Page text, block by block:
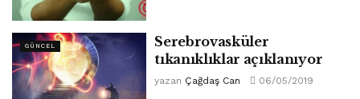
GÜNCEL
Serebrovasküler
tıkanıklıklar açıklanıyor
yazan Çağdaş Can 06/05/2019